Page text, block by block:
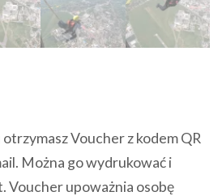
Voucher z kodem QR
Można go wydrukować i
Voucher upoważnia osobę